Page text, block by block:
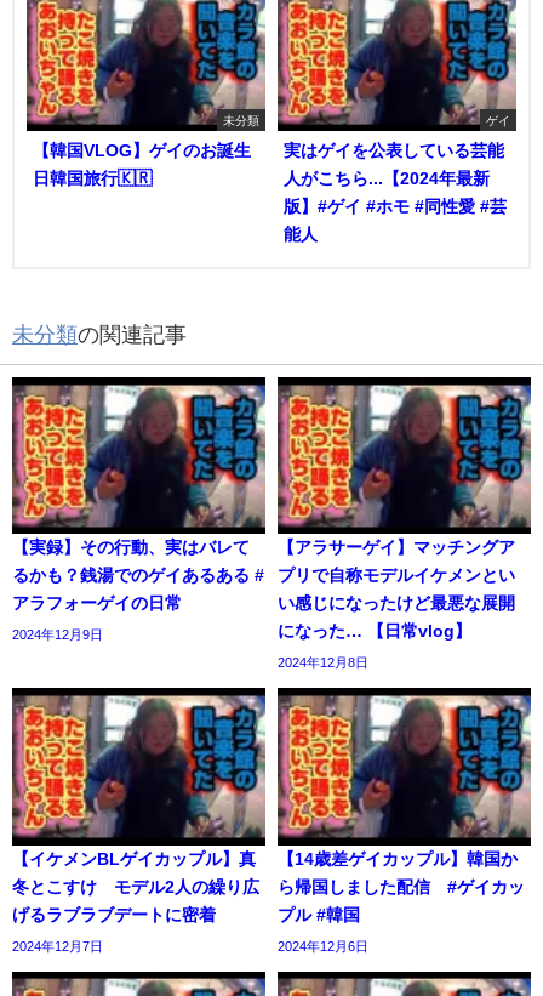
未分類
【韓国VLOG】ゲイのお誕生
日韓国旅行🇰🇷
ゲイ
実はゲイを公表している芸能
人がこちら...【2024年最新
版】#ゲイ #ホモ #同性愛 #芸
能人
未分類の関連記事
【実録】その行動、実はバレて
るかも？銭湯でのゲイあるある #
アラフォーゲイの日常
2024年12月9日
【アラサーゲイ】マッチングア
プリで自称モデルイケメンとい
い感じになったけど最悪な展開
になった… 【日常vlog】
2024年12月8日
【イケメンBLゲイカップル】真
冬とこすけ モデル2人の繰り広
げるラブラブデートに密着
2024年12月7日
【14歳差ゲイカップル】韓国か
ら帰国しました配信 #ゲイカッ
プル #韓国
2024年12月6日